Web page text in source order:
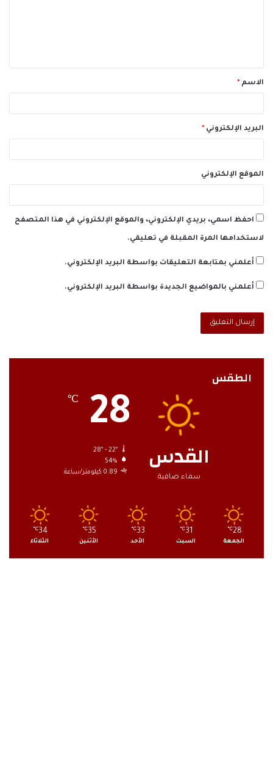
ق
*الاسم *
البريد الإلكتروني *
الموقع الإلكتروني
احفظ اسمي، بريدي الإلكتروني، والموقع الإلكتروني في هذا المتصفح
لاستخدامها المرة المقبلة في تعليقي.
أعلمني بمتابعة التعليقات بواسطة البريد الإلكتروني.
أعلمني بالمواضيع الجديدة بواسطة البريد الإلكتروني.
الطقس
القدس
سماء صافية
28
℃
28º - 22º
54%
0.89 كيلومتر/ساعة
28
℃
الجمعة
31
℃
السبت
33
℃
الأحد
35
℃
الأثنين
34
℃
الثلاثاء